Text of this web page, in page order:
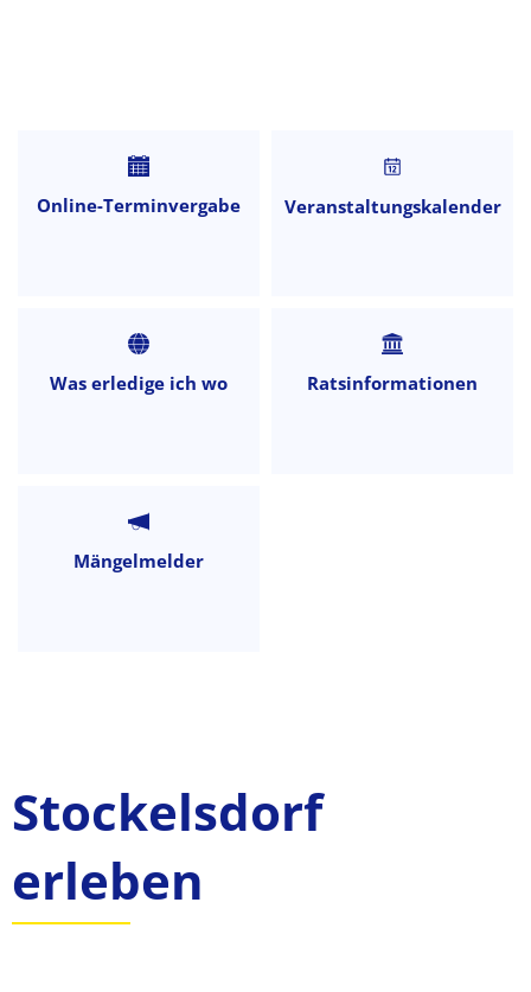
Startseite
Online-Terminvergabe Veranstaltungskalender
Was erledige ich wo Ratsinformationen
Mängelmelder
Stockelsdorf
erleben